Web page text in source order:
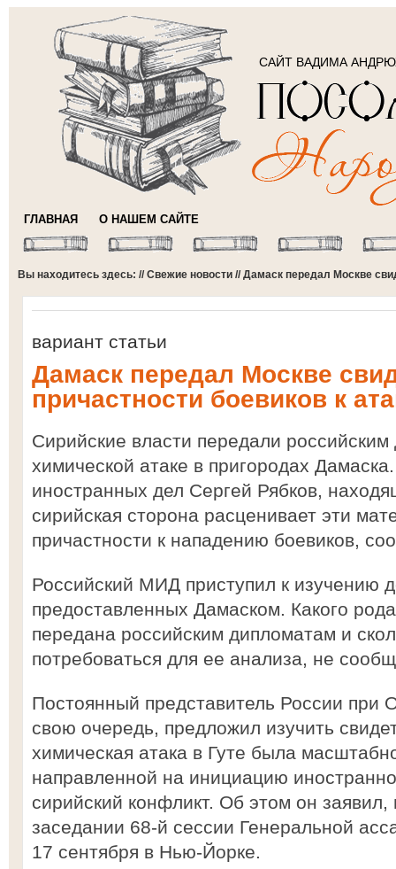
САЙТ ВАДИМА
ГЛАВНАЯ О НАШЕМ САЙТЕ
Вы находитесь здесь: //Свежие новости // Дамаск передал Москве
вариант статьи
Дамаск передал Москве
причастности боевиков к
Сирийские власти передали
химической атаке в пригородах
иностранных дел Сергей Рябков,
сирийская сторона расценивает эти
причастности к нападению боевиков,
Российский МИД приступил к изучению
предоставленных Дамаском. Какого
передана российским дипломатам и
потребоваться для ее анализа, не
Постоянный представитель России при
свою очередь, предложил изучить
химическая атака в Гуте была
направленной на инициацию
сирийский конфликт. Об этом он
заседании 68-й сессии Генеральной
17 сентября в Нью-Йорке.